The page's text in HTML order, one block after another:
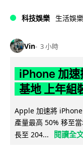
科技娛樂 生活娛樂
Vin 3 小時
iPhone 加速
基地 上年組
Apple 加速將
產量最高 50% 移至
長至 204...
閱讀全